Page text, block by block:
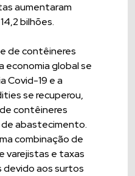
aumentaram
bilhões.
de contêineres
economia global se
Covid-19 e a
se recuperou,
contêineres
de abastecimento.
combinação de
varejistas e taxas
devido aos surtos